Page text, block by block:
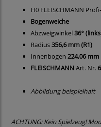
H0 FLEISCHMANN
Bogenweiche
Abzweigwinkel 36°
Radius356,6 mm (R1)
Innenbogen 224,06 mm
FLEISCHMANN Art. Nr.
Abbildung beispielhaft
ACHTUNG: Kein Spielzeug!